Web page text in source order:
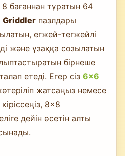
бағаннан тұратын 64
Griddler пазлдары
егжей-тегжейлі
және ұзаққа созылатын
бірнеше
етеді. Егер сіз 6×6
жатсаңыз немесе
8×8
дейін өсетін алты